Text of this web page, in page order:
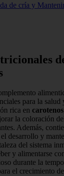
de cría y
para la
rica en carotenos
la coloración
Además,
desarrollo y
del sistema
y alimentarse
durante la
el crecimiento